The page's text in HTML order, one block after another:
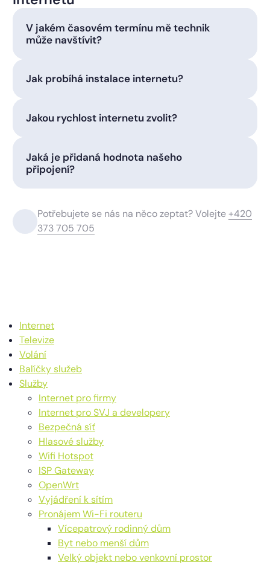
V jakém časovém termínu mě technik
může navštívit?
Jak probíhá instalace internetu?
Jakou rychlost internetu zvolit?
Jaká je přidaná hodnota našeho
připojení?
Potřebujete se nás na něco zeptat? Volejte+420
373 705 705
Internet
Televize
Volání
Balíčky služeb
Služby
Internet pro firmy
Internet pro SVJ a developery
Bezpečná síť
Hlasové služby
Wifi Hotspot
ISP Gateway
OpenWrt
Vyjádření k sítím
Pronájem Wi-Fi routeru
Vícepatrový rodinný dům
Byt nebo menší dům
Velký objekt nebo venkovní prostor